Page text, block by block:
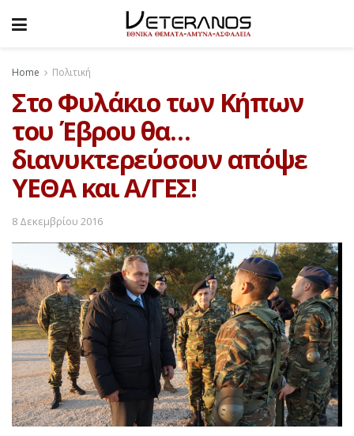
Home Πολιτική
Στο Φυλάκιο των Κήπων
του Έβρου θα…
διανυκτερεύσουν απόψε
ΥΕΘΑ και Α/ΓΕΣ!
8 Δεκεμβρίου 2016